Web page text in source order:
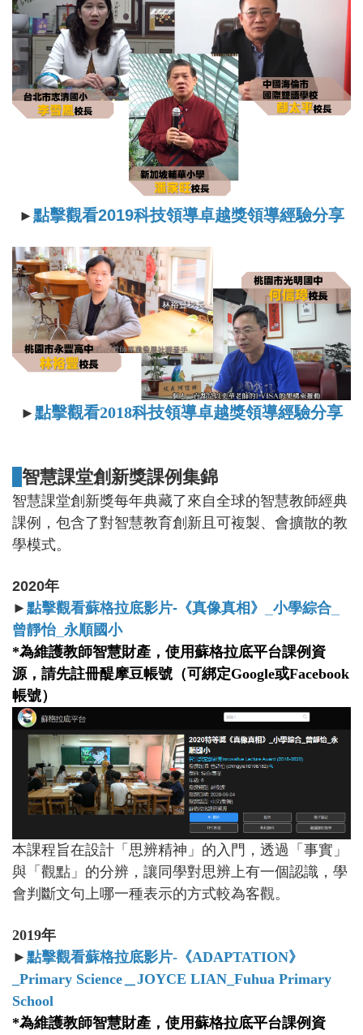
► 點擊觀看2019科技領導卓越獎領導經驗分享
► 點擊觀看2018科技領導卓越獎領導經驗分享
智慧課堂創新獎課例集錦
智慧課堂創新獎每年典藏了來自全球的智慧教師經典
課例，包含了對智慧教育創新且可複製、會擴散的教
學模式。
2020年
► 點擊觀看蘇格拉底影片- 《真像真相》_ 小學綜合_
曾靜怡_ 永順國小
*為維護教師智慧財產，使用蘇格拉底平台課例資
源，請先註冊醍摩豆帳號（可綁定Google或Facebook
帳號）
本課程旨在設計「思辨精神」的入門，透過「事實」
與「觀點」的分辨，讓同學對思辨上有一個認識，學
會判斷文句上哪一種表示的方式較為客觀。
2019年
► 點擊觀看蘇格拉底影片- 《ADAPTATION》
_Primary Science ＿JOYCE LIAN_Fuhua Primary
School
*為維護教師智慧財產，使用蘇格拉底平台課例資